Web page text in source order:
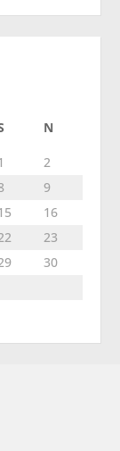
N
2
9
16
23
30